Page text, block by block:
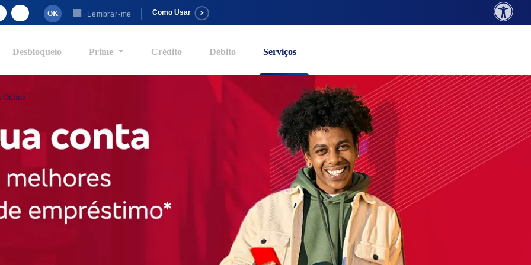
Lembrar-me Como Usar
Desbloqueio Prime Crédito Débito Serviços
Online